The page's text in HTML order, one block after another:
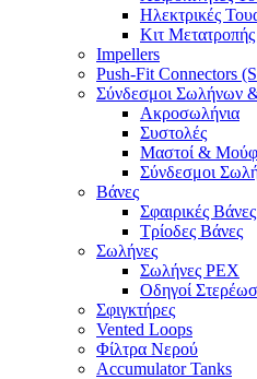
Ηλεκτρικές
Κιτ
Impellers
Push-Fit Connectors
Σύνδεσμοι Σωλήνων
Ακροσωλήνια
Συστολές
Μαστοί &
Σύνδεσμοι
Βάνες
Σφαιρικές Βάνες
Τρίοδες Βάνες
Σωλήνες
Σωλήνες PEX
Οδηγοί
Σφιγκτήρες
Vented Loops
Φίλτρα Νερού
Accumulator Tanks